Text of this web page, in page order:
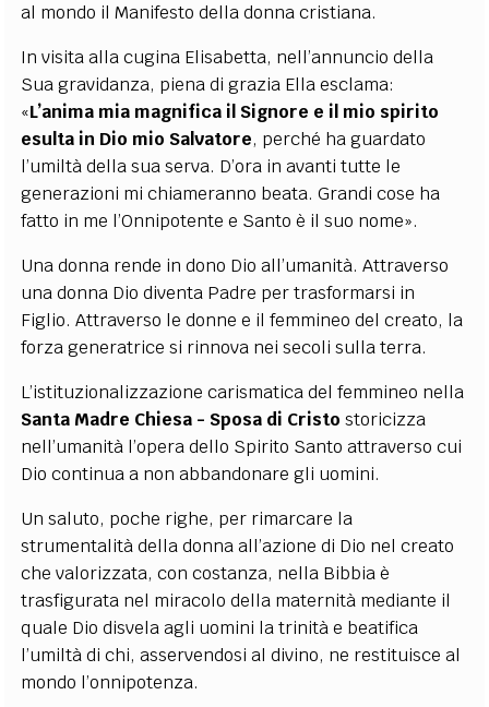
al mondo il Manifesto della donna cristiana.
In visita alla cugina Elisabetta, nell’annuncio della
Sua gravidanza, piena di grazia Ella esclama:
«L’anima mia magnifica il Signore e il mio spirito
esulta in Dio mio Salvatore, perché ha guardato
l’umiltà della sua serva. D’ora in avanti tutte le
generazioni mi chiameranno beata. Grandi cose ha
fatto in me l’Onnipotente e Santo è il suo nome».
Una donna rende in dono Dio all’umanità. Attraverso
una donna Dio diventa Padre per trasformarsi in
Figlio. Attraverso le donne e il femmineo del creato, la
forza generatrice si rinnova nei secoli sulla terra.
L’istituzionalizzazione carismatica del femmineo nella
Santa Madre Chiesa - Sposa di Cristo storicizza
nell’umanità l’opera dello Spirito Santo attraverso cui
Dio continua a non abbandonare gli uomini.
Un saluto, poche righe, per rimarcare la
strumentalità della donna all’azione di Dio nel creato
che valorizzata, con costanza, nella Bibbia è
trasfigurata nel miracolo della maternità mediante il
quale Dio disvela agli uomini la trinità e beatifica
l’umiltà di chi, asservendosi al divino, ne restituisce al
mondo l’onnipotenza.